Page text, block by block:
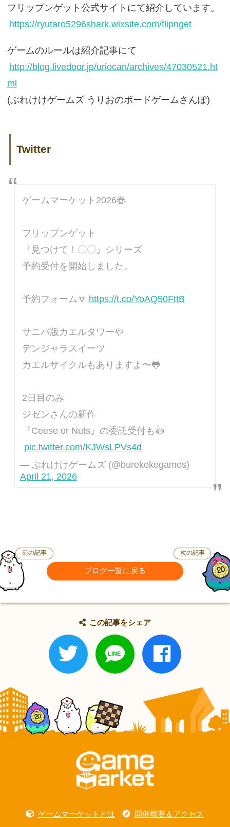
フリップンゲット公式サイトにて紹介しています。
https://ryutaro5296shark.wixsite.com/flipnget
ゲームのルールは紹介記事にて
http://blog.livedoor.jp/uriocan/archives/47030521.ht
ml
(ぶれけけゲームズ うりおのボードゲームさんぽ)
Twitter
ゲームマーケット2026春
フリップンゲット
『見つけて！〇〇』シリーズ
予約受付を開始しました。
予約フォーム🔽 https://t.co/YoAQ50FttB
サニバ版カエルタワーや
デンジャラスイーツ
カエルサイクルもありますよ〜🐸
2日目のみ
ジゼンさんの新作
『Ceese or Nuts』の委託受付も👍
pic.twitter.com/KJWsLPVs4d
— ぶれけけゲームズ (@burekekegames)
April 21, 2026
前の記事
ブログ一覧に戻る
次の記事
この記事をシェア
ゲームマーケットとは 開催概要＆アクセス